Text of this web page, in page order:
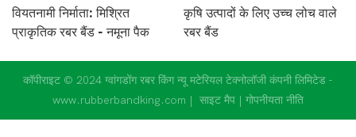
वियतनामी निर्माता: मिश्रित
प्राकृतिक रबर बैंड - नमूना पैक
कृषि उत्पादों के लिए उच्च लोच वाले
रबर बैंड
कॉपीराइट © 2024 ग्वांगडोंग रबर किंग न्यू मटेरियल टेक्नोलॉजी कंपनी लिमिटेड -
www.rubberbandking.com | साइट मैप | गोपनीयता नीति